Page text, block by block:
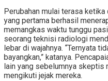
Perubahan mulai terasa
yang pertama berhasil
memangkas waktu tunggu
seorang teknisi radiologi
lebar di wajahnya. “Ternyata
bayangkan,” katanya.
lain yang sebelumnya skeptis
mengikuti jejak mereka.